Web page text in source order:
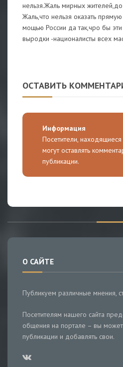
нельзя.Жаль мирных
Жаль,что нельзя оказать
мощью России да так,чро бы
выродки -националисты всех
ОСТАВИТЬ
Информация
Посетители, находящиеся
могут оставлять
публикации.
О САЙТЕ
Публикуем различные мнения,
Посетителям нашего сайта
общения на портале – вы
публикации и добавлять свои.